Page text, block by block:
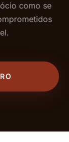
como se